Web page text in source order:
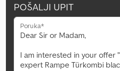
POŠALJI UPIT
Poruka*